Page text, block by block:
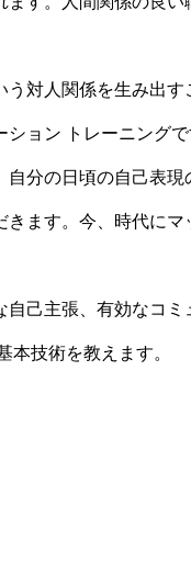
対人関係を生み出す
ョン トレーニング
分の日頃の自己表
ます。今、時代に
己主張、有効なコ
本技術を教えます。